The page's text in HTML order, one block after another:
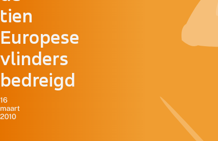
tien
Europese
vlinders
bedreigd
16
maart
2010